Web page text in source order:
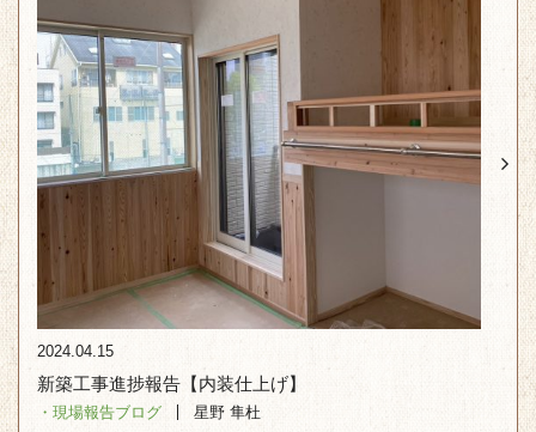
2024.04.15
新築工事進捗報告【内装仕上げ】
・現場報告ブログ 星野 隼杜